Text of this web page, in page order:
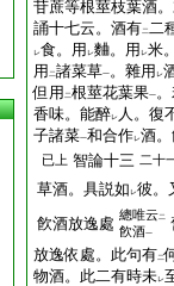
苷蔗等根莖枝葉酒
誦十七云。酒有二二
レ食。用 レ麯。用 レ米
用 二諸菜草一。雜用 レ
但用 二根莖花葉果一
香味。能醉レ 人。復
子諸菜一和合作レ酒
已上 智論十三 二十
草酒。具説如 レ彼。
飮酒放逸處 總唯云二
飮酒一
放逸依處。此句有二
物酒。此二有時未レ